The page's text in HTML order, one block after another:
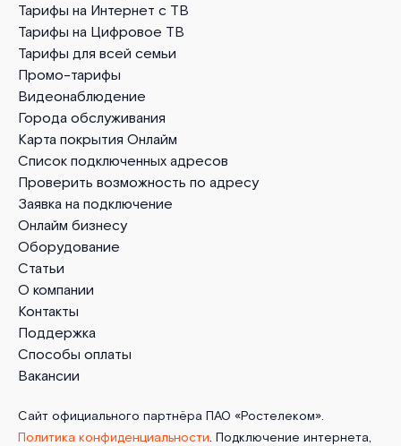
Тарифы на Интернет с ТВ
Тарифы на Цифровое ТВ
Тарифы для всей семьи
Промо-тарифы
Видеонаблюдение
Города обслуживания
Карта покрытия Онлайм
Список подключенных адресов
Проверить возможность по адресу
Заявка на подключение
Онлайм бизнесу
Оборудование
Статьи
О компании
Контакты
Поддержка
Способы оплаты
Вакансии
Сайт официального партнёра ПАО «Ростелеком».
Политика конфиденциальности. Подключение интернета,